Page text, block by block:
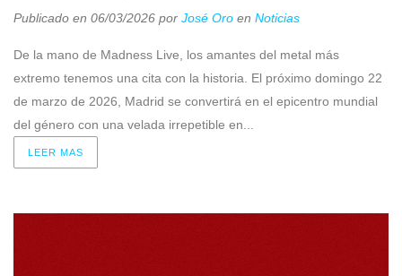
Publicado en 06/03/2026 por José Oro en Noticias
De la mano de Madness Live, los amantes del metal más
extremo tenemos una cita con la historia. El próximo domingo 22
de marzo de 2026, Madrid se convertirá en el epicentro mundial
del género con una velada irrepetible en...
LEER MAS